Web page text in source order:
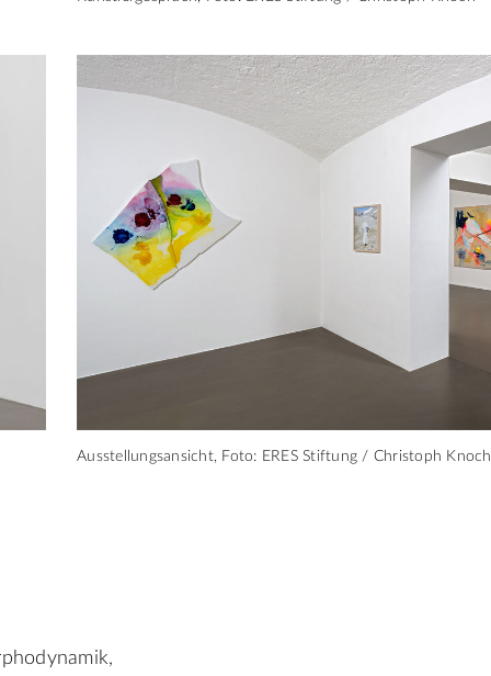
Ausstellungsansicht, Foto: ERES Stiftung / Christoph Knoch